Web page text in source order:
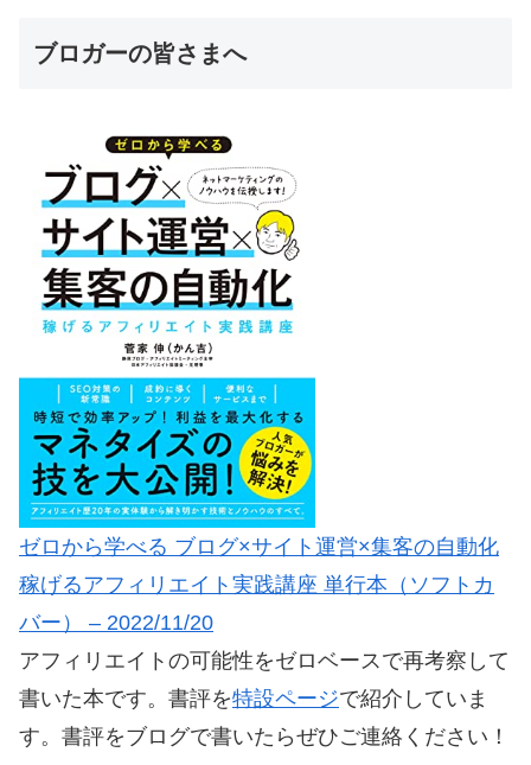
ブロガーの皆さまへ
ゼロから学べる ブログ×サイト運営×集客の自動化
稼げるアフィリエイト実践講座 単行本（ソフトカ
バー） – 2022/11/20
アフィリエイトの可能性をゼロベースで再考察して
書いた本です。書評を特設ページで紹介していま
す。書評をブログで書いたらぜひご連絡ください！